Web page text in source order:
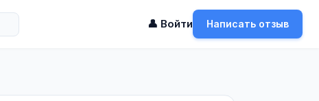
👤 Войти Написать отзыв